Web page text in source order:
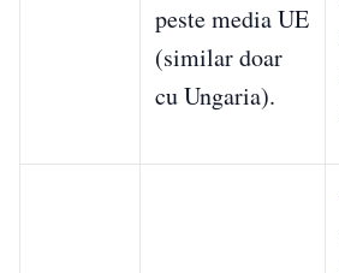
peste media UE
(similar doar
cu Ungaria).